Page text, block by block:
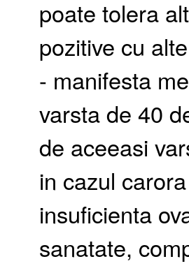
poate tolera
pozitive cu
- manifesta
varsta de 40
de aceeasi
in cazul
insuficienta
sanatate,